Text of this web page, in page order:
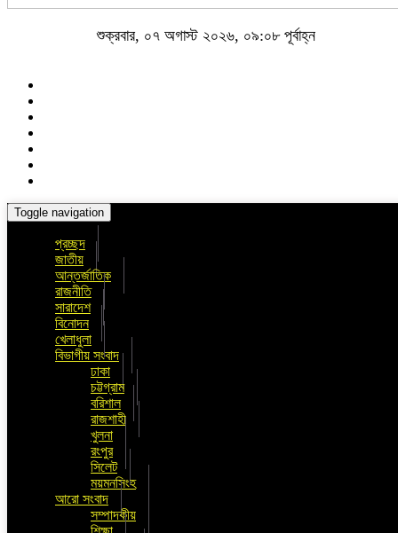
শুক্রবার, ০৭ অগাস্ট ২০২৬, ০৯:০৮ পূর্বাহ্ন
Toggle navigation
প্রচ্ছদ
জাতীয়
আন্তর্জাতিক
রাজনীতি
সারাদেশ
বিনোদন
খেলাধুলা
বিভাগীয় সংবাদ
ঢাকা
চট্টগ্রাম
বরিশাল
রাজশাহী
খুলনা
রংপুর
সিলেট
ময়মনসিংহ
আরো সংবাদ
সম্পাদকীয়